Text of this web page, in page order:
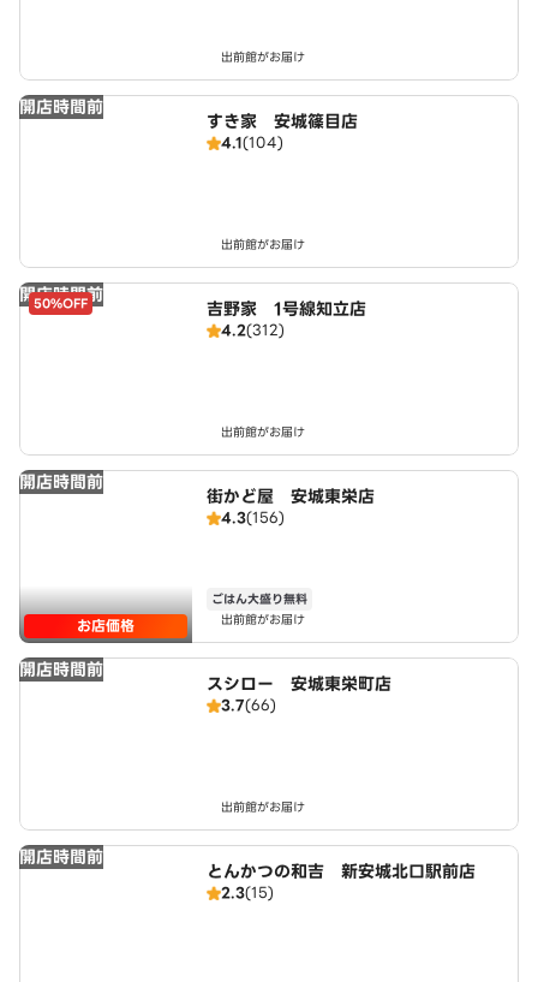
出前館がお届け
開店時間前
すき家 安城篠目店
4.1(104)
出前館がお届け
開店時間前
50%OFF 吉野家 1号線知立店
4.2(312)
出前館がお届け
開店時間前
お店価格
街かど屋 安城東栄店
4.3(156)
ごはん大盛り無料
出前館がお届け
開店時間前
スシロー 安城東栄町店
3.7(66)
出前館がお届け
開店時間前
とんかつの和吉 新安城北口駅前店
2.3(15)